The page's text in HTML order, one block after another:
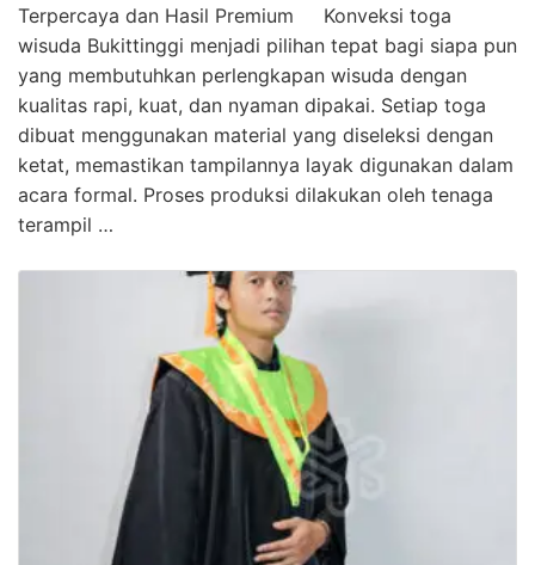
Terpercaya dan Hasil Premium Konveksi toga
wisuda Bukittinggi menjadi pilihan tepat bagi siapa pun
yang membutuhkan perlengkapan wisuda dengan
kualitas rapi, kuat, dan nyaman dipakai. Setiap toga
dibuat menggunakan material yang diseleksi dengan
ketat, memastikan tampilannya layak digunakan dalam
acara formal. Proses produksi dilakukan oleh tenaga
terampil …